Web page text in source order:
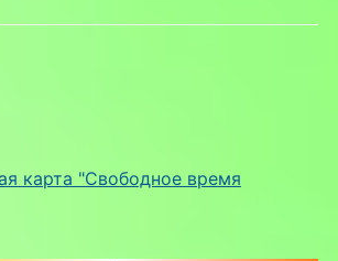
карта "Свободное время